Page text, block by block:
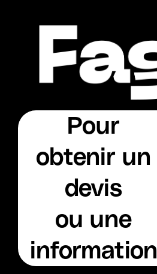
Pour
obtenir un
devis
ou une
information